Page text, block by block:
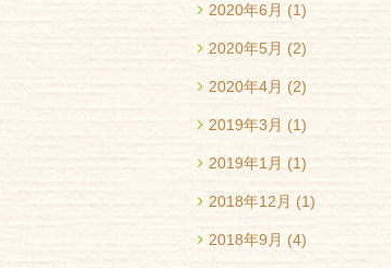
2020年6月 (1)
2020年5月 (2)
2020年4月 (2)
2019年3月 (1)
2019年1月 (1)
2018年12月 (1)
2018年9月 (4)